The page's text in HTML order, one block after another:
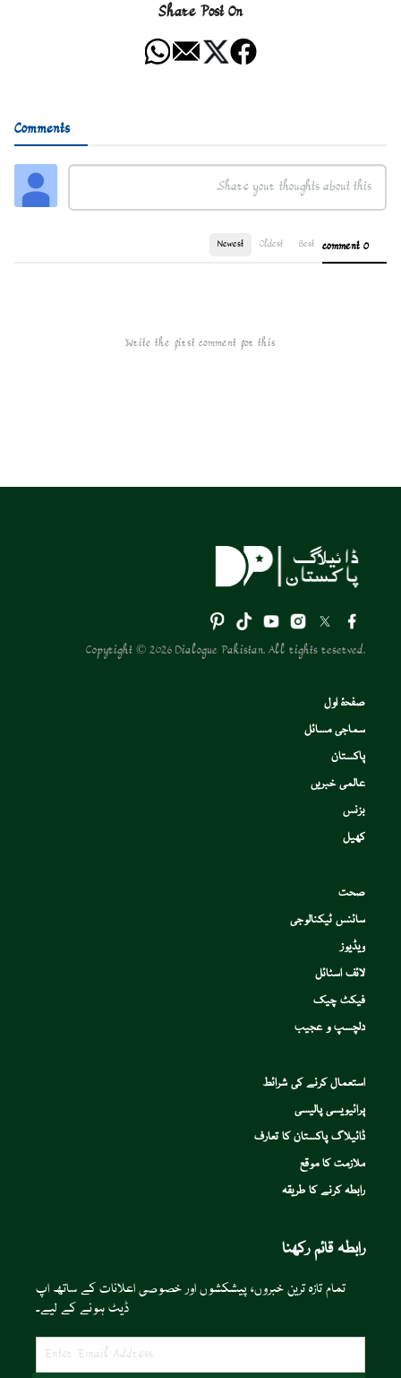
Share Post On
Comments
0 comment
Best
Oldest
Newest
Write the first comment for this!
Copyright © 2026 Dialogue Pakistan. All rights reserved.
صفحۂ اول
سماجی مسائل
پاکستان
عالمی خبریں
بزنس
کھیل
صحت
سائنس ٹیکنالوجی
ویڈیوز
لائف اسٹائل
فیکٹ چیک
دلچسپ و عجیب
استعمال کرنے کی شرائط
پرائیویسی پالیسی
ڈائیلاگ پاکستان کا تعارف
ملازمت کا موقع
رابطہ کرنے کا طریقہ
رابطہ قائم رکھنا
تمام تازہ ترین خبروں، پیشکشوں اور خصوصی اعلانات کے ساتھ اپ
ڈیٹ ہونے کے لیے۔